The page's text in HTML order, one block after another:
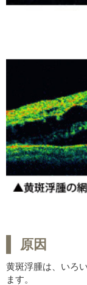
原因
黄斑浮腫は、いろ
ます。